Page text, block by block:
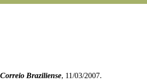
Correio Braziliense, 11/03/2007.